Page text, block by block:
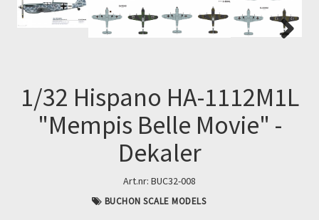
1/32 Hispano HA-1112M1L
"Mempis Belle Movie" -
Dekaler
Art.nr: BUC32-008
BUCHON SCALE MODELS